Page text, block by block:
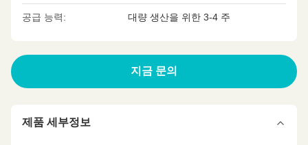
공급 능력: 대량 생산을 위한 3-4 주
지금 문의
제품 세부정보